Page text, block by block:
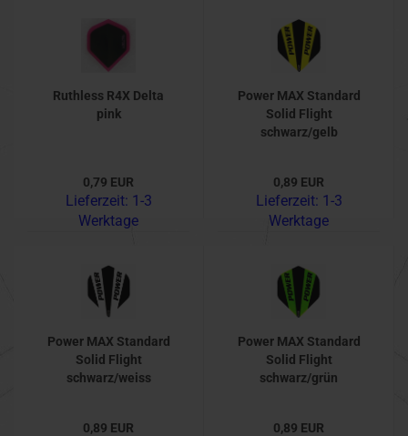
Ruthless R4X Delta
pink
0,79 EUR
Lieferzeit: 1-3
Werktage
Power MAX Standard
Solid Flight
schwarz/gelb
0,89 EUR
Lieferzeit: 1-3
Werktage
Power MAX Standard
Solid Flight
schwarz/weiss
0,89 EUR
Power MAX Standard
Solid Flight
schwarz/grün
0,89 EUR